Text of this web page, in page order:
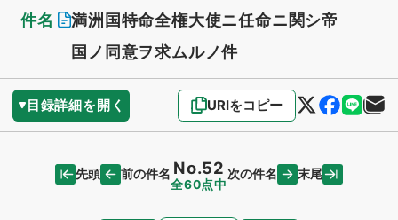
件名
満洲国特命全権大使ニ任命ニ関シ帝
国ノ同意ヲ求ムルノ件
目録詳細を開く URIをコピー
先頭 前の件名 No.52
全60点中
次の件名 末尾